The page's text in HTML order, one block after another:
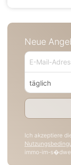
Neue
täglich
Ich akzeptiere
immo-im-